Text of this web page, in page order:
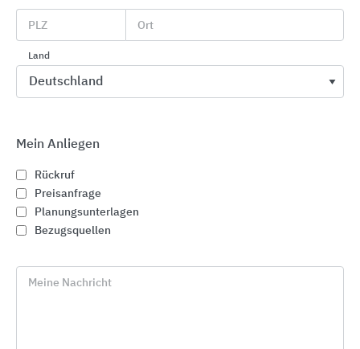
91207 Lauf
Deutschland
Tel. +49 9123 188-0
sales.anfragen@abl.de
Schnelleinstiege
PLZ Ort
Land
Mein Anliegen
Rückruf
Preisanfrage
Planungsunterlagen
Bezugsquellen
Meine Nachricht